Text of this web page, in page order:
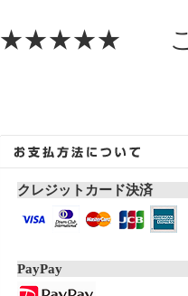
★★★★★ こ
クレジットカード決済
PayPay